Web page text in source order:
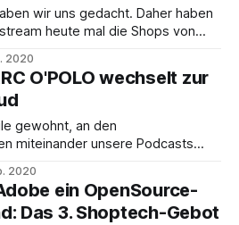
wir uns gedacht. Daher haben
heute mal die Shops von
Denn bei all den
die diese (und sehr viele andere)
Tag führen, bei der all der
2020
O'POLO wechselt zur
gewohnt, an den
miteinander unsere Podcasts
Klimazonen, hier in Ottawa
Frühstück ist noch nicht fertig.
und sprechen über die
2020
ein OpenSource-
Das 3. Shoptech-Gebot